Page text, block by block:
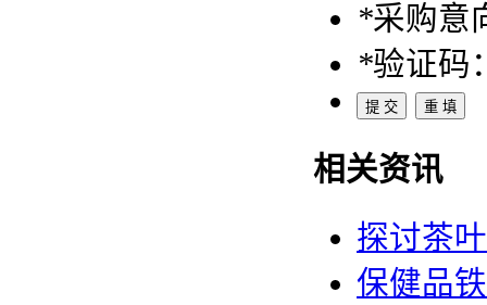
*采购意
*验证码
相关资讯
探讨茶
保健品